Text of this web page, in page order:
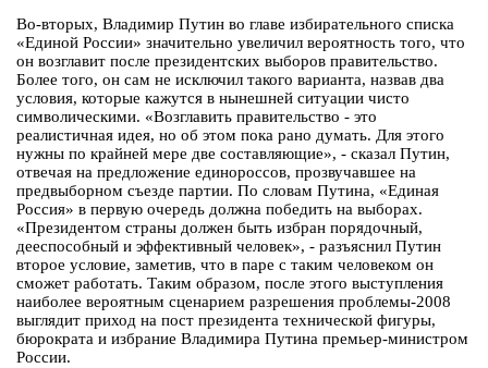
Во-вторых, Владимир Путин во главе избирательного списка
«Единой России» значительно увеличил вероятность того, что
он возглавит после президентских выборов правительство.
Более того, он сам не исключил такого варианта, назвав два
условия, которые кажутся в нынешней ситуации чисто
символическими. «Возглавить правительство - это
реалистичная идея, но об этом пока рано думать. Для этого
нужны по крайней мере две составляющие», - сказал Путин,
отвечая на предложение единороссов, прозвучавшее на
предвыборном съезде партии. По словам Путина, «Единая
Россия» в первую очередь должна победить на выборах.
«Президентом страны должен быть избран порядочный,
дееспособный и эффективный человек», - разъяснил Путин
второе условие, заметив, что в паре с таким человеком он
сможет работать. Таким образом, после этого выступления
наиболее вероятным сценарием разрешения проблемы-2008
выглядит приход на пост президента технической фигуры,
бюрократа и избрание Владимира Путина премьер-министром
России.